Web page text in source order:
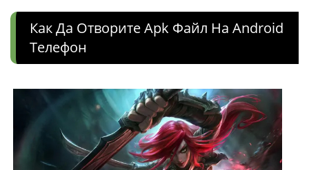
Как Да Отворите Apk Файл На Android
Телефон